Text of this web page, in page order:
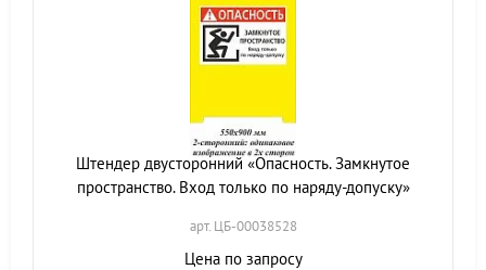
Штендер двусторонний «Опасность. Замкнутое
пространство. Вход только по наряду-допуску»
арт. ЦБ-00038528
Цена по запросу